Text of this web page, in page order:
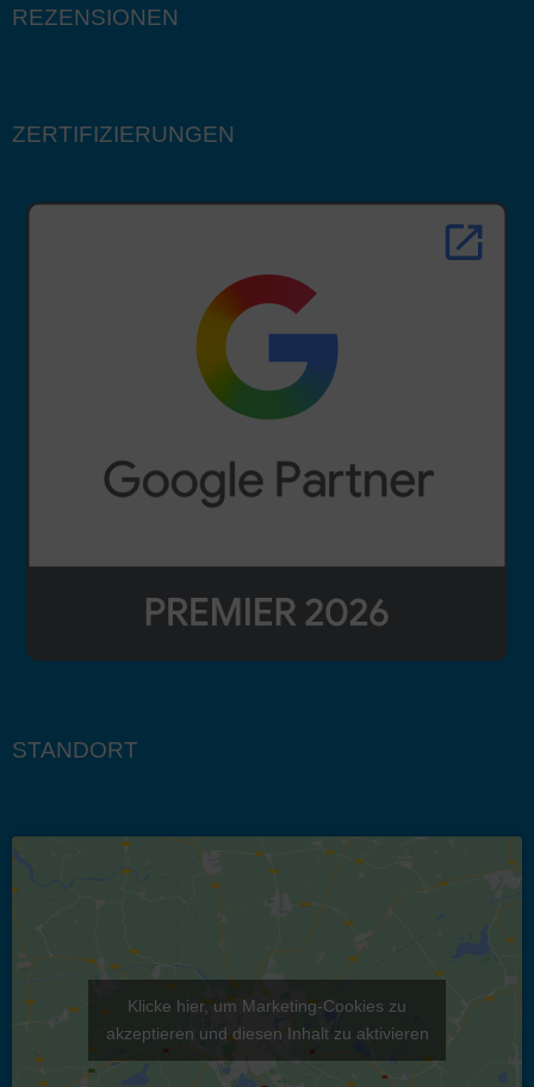
REZENSIONEN
ZERTIFIZIERUNGEN
STANDORT
Klicke hier, um Marketing-Cookies zu
akzeptieren und diesen Inhalt zu aktivieren